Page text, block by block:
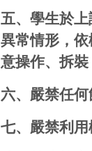
五、學生於
異常情形，
意操作、拆裝
六、嚴禁任何
七、嚴禁利用